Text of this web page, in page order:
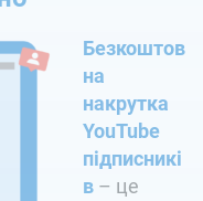
Безкоштов
на
накрутка
YouTube
підписникі
в – це